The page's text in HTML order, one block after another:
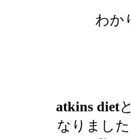
わか
atkins diet
なりました